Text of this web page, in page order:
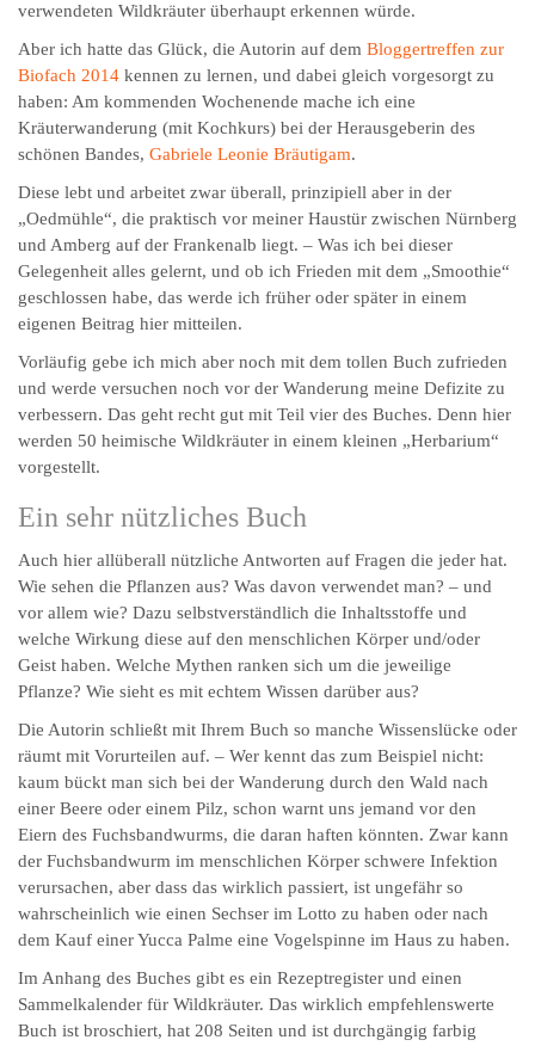
verwendeten Wildkräuter überhaupt erkennen würde.
Aber ich hatte das Glück, die Autorin auf dem Bloggertreffen zur
Biofach 2014 kennen zu lernen, und dabei gleich vorgesorgt zu
haben: Am kommenden Wochenende mache ich eine
Kräuterwanderung (mit Kochkurs) bei der Herausgeberin des
schönen Bandes, Gabriele Leonie Bräutigam.
Diese lebt und arbeitet zwar überall, prinzipiell aber in der
„Oedmühle“, die praktisch vor meiner Haustür zwischen Nürnberg
und Amberg auf der Frankenalb liegt. – Was ich bei dieser
Gelegenheit alles gelernt, und ob ich Frieden mit dem „Smoothie“
geschlossen habe, das werde ich früher oder später in einem
eigenen Beitrag hier mitteilen.
Vorläufig gebe ich mich aber noch mit dem tollen Buch zufrieden
und werde versuchen noch vor der Wanderung meine Defizite zu
verbessern. Das geht recht gut mit Teil vier des Buches. Denn hier
werden 50 heimische Wildkräuter in einem kleinen „Herbarium“
vorgestellt.
Ein sehr nützliches Buch
Auch hier allüberall nützliche Antworten auf Fragen die jeder hat.
Wie sehen die Pflanzen aus? Was davon verwendet man? – und
vor allem wie? Dazu selbstverständlich die Inhaltsstoffe und
welche Wirkung diese auf den menschlichen Körper und/oder
Geist haben. Welche Mythen ranken sich um die jeweilige
Pflanze? Wie sieht es mit echtem Wissen darüber aus?
Die Autorin schließt mit Ihrem Buch so manche Wissenslücke oder
räumt mit Vorurteilen auf. – Wer kennt das zum Beispiel nicht:
kaum bückt man sich bei der Wanderung durch den Wald nach
einer Beere oder einem Pilz, schon warnt uns jemand vor den
Eiern des Fuchsbandwurms, die daran haften könnten. Zwar kann
der Fuchsbandwurm im menschlichen Körper schwere Infektion
verursachen, aber dass das wirklich passiert, ist ungefähr so
wahrscheinlich wie einen Sechser im Lotto zu haben oder nach
dem Kauf einer Yucca Palme eine Vogelspinne im Haus zu haben.
Im Anhang des Buches gibt es ein Rezeptregister und einen
Sammelkalender für Wildkräuter. Das wirklich empfehlenswerte
Buch ist broschiert, hat 208 Seiten und ist durchgängig farbig